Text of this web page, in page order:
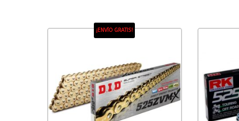
¡ENVÍO GRATIS!